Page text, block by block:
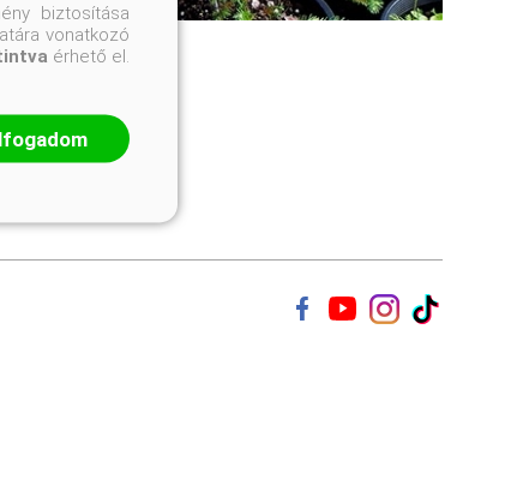
biztosítása
vonatkozó
érhető el.